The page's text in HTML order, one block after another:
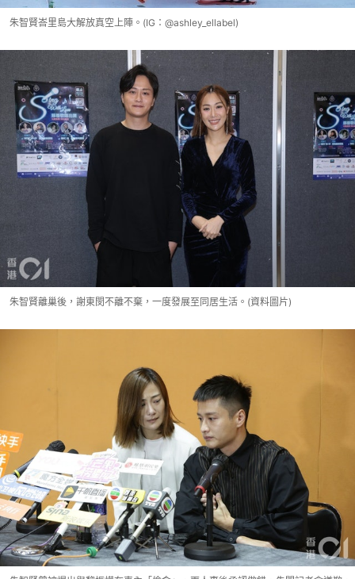
朱智賢峇里島大解放真空上陣。(IG：@ashley_ellabel)
朱智賢離巢後，謝東閔不離不棄，一度發展至同居生活。(資料圖片)